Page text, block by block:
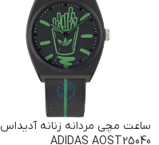
ساعت مچی مردانه زنانه آدیداس
ADIDAS AOST25040